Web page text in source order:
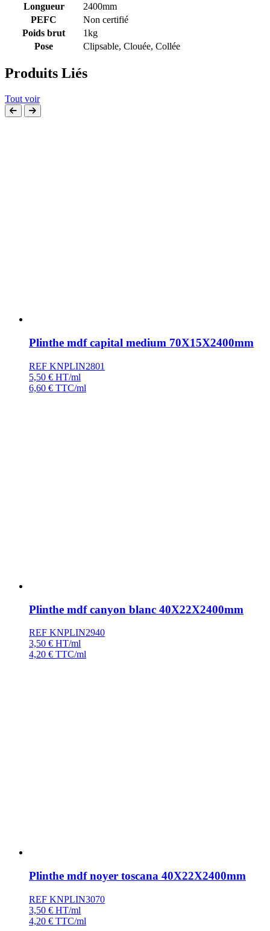
Longueur
2400mm
PEFC
Non certifié
Poids brut
1kg
Pose
Clipsable, Clouée, Collée
Produits Liés
Tout voir
Plinthe mdf capital medium 70X15X2400mm
REF KNPLIN2801
5,50 € HT/ml
6,60 € TTC/ml
Plinthe mdf canyon blanc 40X22X2400mm
REF KNPLIN2940
3,50 € HT/ml
4,20 € TTC/ml
Plinthe mdf noyer toscana 40X22X2400mm
REF KNPLIN3070
3,50 € HT/ml
4,20 € TTC/ml